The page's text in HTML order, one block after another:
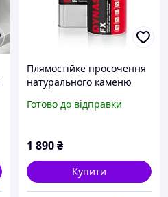
Плямостійке просочення
натурального каменю
надгробків - Dynasil FX
Готово до відправки
1 890₴
Купити